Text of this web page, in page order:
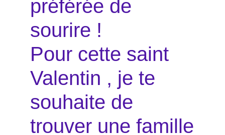
préférée de
sourire !
Pour cette saint
Valentin , je te
souhaite de
trouver une famille